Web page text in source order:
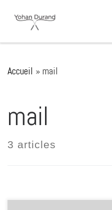
Passer au contenu
Accueil »mail
mail
3 articles